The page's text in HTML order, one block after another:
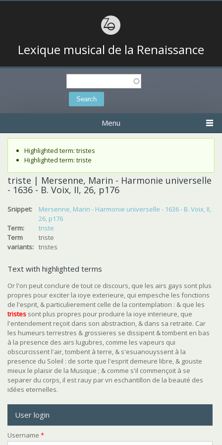
Lexique musical de la Renaissance
Search
Menu
Status message
Highlighted term: tristes
Highlighted term: triste
triste | Mersenne, Marin - Harmonie universelle
- 1636 - B. Voix, II, 26, p176
Snippet:
Mersenne, Marin - Harmonie universelle - 1636 - B. Voix, II,
26, p176
Term:
triste
Term
variants:
triste
tristes
Text with highlighted terms
Or l'on peut conclure de tout ce discours, que les airs gays sont plus
propres pour exciter la ioye exterieure, qui empesche les fonctions
de l'esprit, & particulierement celle de la contemplation : & que les
tristes sont plus propres pour produire la ioye interieure, que
l'entendement reçoit dans son abstraction, & dans sa retraite. Car
les humeurs terrestres & grossieres se dissipent & tombent en bas
à la presence des airs lugubres, comme les vapeurs qui
obscurcissent l'air, tombent à terre, & s'esuanouyssent à la
presence du Soleil : de sorte que l'esprit demeure libre, & gouste
mieux le plaisir de la Musique ; & comme s'il commençoit à se
separer du corps, il est rauy par vn eschantillon de la beauté des
idées eternelles.
User login
Username *